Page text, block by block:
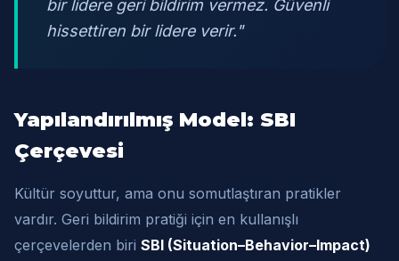
bir lidere geri bildirim vermez. Güvenli
hissettiren bir lidere verir."
Yapılandırılmış Model: SBI
Çerçevesi
Kültür soyuttur, ama onu somutlaştıran pratikler
vardır. Geri bildirim pratiği için en kullanışlı
çerçevelerden biri SBI (Situation–Behavior–Impact)